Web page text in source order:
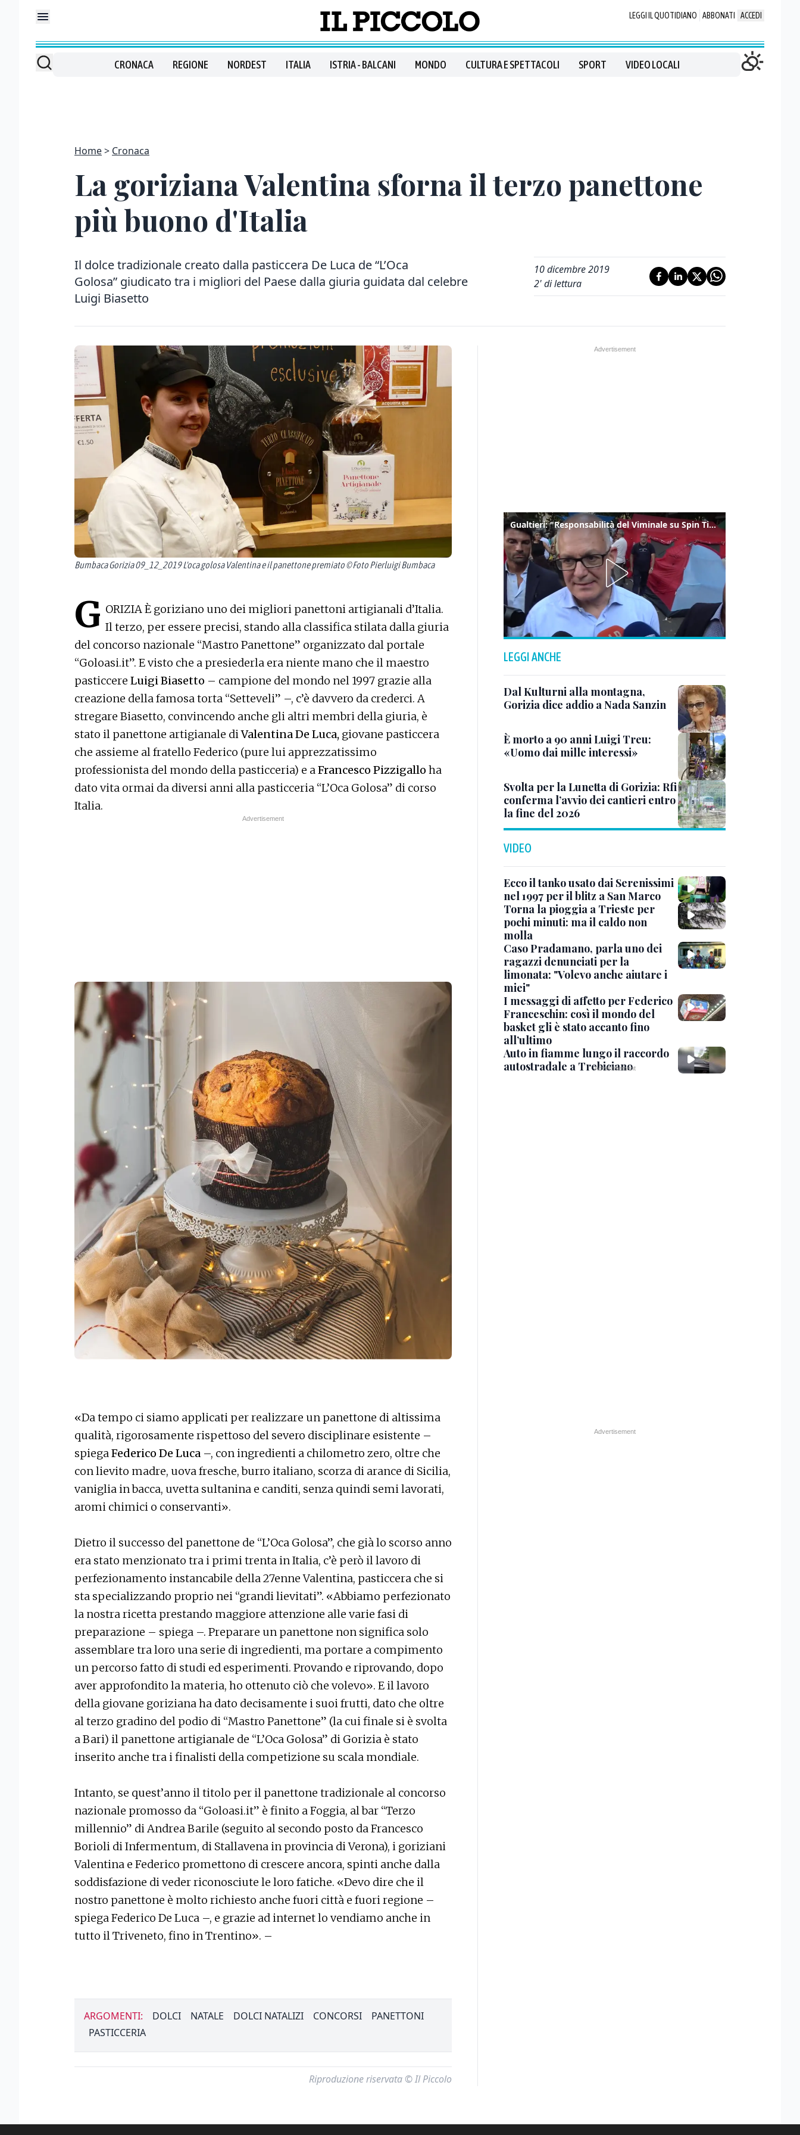
LEGGI IL QUOTIDIANO ABBONATI ACCEDI
CRONACA REGIONE NORDEST ITALIA ISTRIA - BALCANI MONDO CULTURA E SPETTACOLI SPORT VIDEO LOCALI
Home Cronaca
La goriziana Valentina sforna il terzo panettone
più buono d'Italia
Il dolce tradizionale creato dalla pasticcera De Luca de “L’Oca
Golosa” giudicato tra i migliori del Paese dalla giuria guidata dal celebre
Luigi Biasetto
10 dicembre 2019
2' di lettura
Bumbaca Gorizia 09_12_2019 L'oca golosa Valentina e il panettone premiato © Foto Pierluigi Bumbaca
G ORIZIA È goriziano uno dei migliori panettoni artigianali d’Italia.
Il terzo, per essere precisi, stando alla classifica stilata dalla giuria
del concorso nazionale “Mastro Panettone” organizzato dal portale
“Goloasi.it”. E visto che a presiederla era niente mano che il maestro
pasticcere Luigi Biasetto – campione del mondo nel 1997 grazie alla
creazione della famosa torta “Setteveli” –, c’è davvero da crederci. A
stregare Biasetto, convincendo anche gli altri membri della giuria, è
stato il panettone artigianale diValentina De Luca, giovane pasticcera
che assieme al fratello Federico (pure lui apprezzatissimo
professionista del mondo della pasticceria) e aFrancesco Pizzigallo ha
dato vita ormai da diversi anni alla pasticceria “L’Oca Golosa” di corso
Italia.
«Da tempo ci siamo applicati per realizzare un panettone di altissima
qualità, rigorosamente rispettoso del severo disciplinare esistente –
spiegaFederico De Luca –, con ingredienti a chilometro zero, oltre che
con lievito madre, uova fresche, burro italiano, scorza di arance di Sicilia,
vaniglia in bacca, uvetta sultanina e canditi, senza quindi semi lavorati,
aromi chimici o conservanti».
Dietro il successo del panettone de “L’Oca Golosa”, che già lo scorso anno
era stato menzionato tra i primi trenta in Italia, c’è però il lavoro di
perfezionamento instancabile della 27enne Valentina, pasticcera che si
sta specializzando proprio nei “grandi lievitati”. «Abbiamo perfezionato
la nostra ricetta prestando maggiore attenzione alle varie fasi di
preparazione – spiega –. Preparare un panettone non significa solo
assemblare tra loro una serie di ingredienti, ma portare a compimento
un percorso fatto di studi ed esperimenti. Provando e riprovando, dopo
aver approfondito la materia, ho ottenuto ciò che volevo». E il lavoro
della giovane goriziana ha dato decisamente i suoi frutti, dato che oltre
al terzo gradino del podio di “Mastro Panettone” (la cui finale si è svolta
a Bari) il panettone artigianale de “L’Oca Golosa” di Gorizia è stato
inserito anche tra i finalisti della competizione su scala mondiale.
Intanto, se quest’anno il titolo per il panettone tradizionale al concorso
nazionale promosso da “Goloasi.it” è finito a Foggia, al bar “Terzo
millennio” di Andrea Barile (seguito al secondo posto da Francesco
Borioli di Infermentum, di Stallavena in provincia di Verona), i goriziani
Valentina e Federico promettono di crescere ancora, spinti anche dalla
soddisfazione di veder riconosciute le loro fatiche. «Devo dire che il
nostro panettone è molto richiesto anche fuori città e fuori regione –
spiega Federico De Luca –, e grazie ad internet lo vendiamo anche in
tutto il Triveneto, fino in Trentino». –
ARGOMENTI: DOLCI NATALE DOLCI NATALIZI CONCORSI
PANETTONI
PASTICCERIA
Riproduzione riservata © Il Piccolo
Gualtieri: "Responsabilità del Viminale su Spin Time? La posizione dei partiti è nota"
LEGGI ANCHE
Dal Kulturni alla montagna,
Gorizia dice addio a Nada Sanzin
È morto a 90 anni Luigi Treu:
«Uomo dai mille interessi»
Svolta per la Lunetta di Gorizia: Rfi
conferma l’avvio dei cantieri entro
la fine del 2026
VIDEO
Ecco il tanko usato dai Serenissimi
nel 1997 per il blitz a San Marco
Torna la pioggia a Trieste per
pochi minuti: ma il caldo non
molla
Caso Pradamano, parla uno dei
ragazzi denunciati per la
limonata: "Volevo anche aiutare i
miei"
I messaggi di affetto per Federico
Franceschin: così il mondo del
basket gli è stato accanto fino
all’ultimo
Auto in fiamme lungo il raccordo
autostradale a Trebiciano